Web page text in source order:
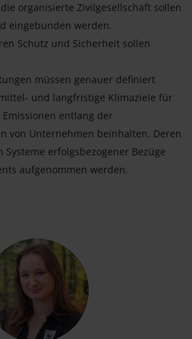
organisierte Zivilgesellschaft sollen
eingebunden werden.
Schutz und Sicherheit sollen
müssen genauer definiert
und langfristige Klimaziele für
entlang der
von Unternehmen beinhalten. Deren
erfolgsbezogener Bezüge
aufgenommen werden.